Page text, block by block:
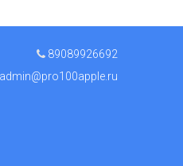
89089926692
admin@pro100apple.ru